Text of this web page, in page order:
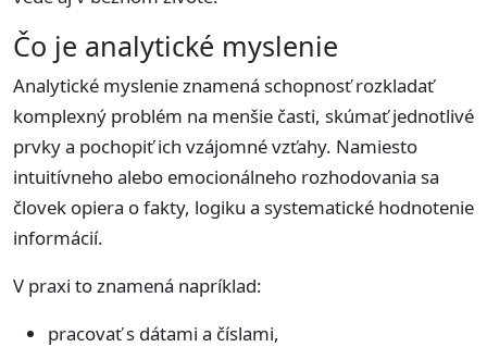
Čo je analytické myslenie
Analytické myslenie znamená schopnosť rozkladať
komplexný problém na menšie časti, skúmať jednotlivé
prvky a pochopiť ich vzájomné vzťahy. Namiesto
intuitívneho alebo emocionálneho rozhodovania sa
človek opiera o fakty, logiku a systematické hodnotenie
informácií.
V praxi to znamená napríklad:
pracovať s dátami a číslami,